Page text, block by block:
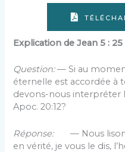
Explication de Jean 5 : 25
Question:— Si au
éternelle est accordée à
devons-nous interpréter
Apoc. 20:12?
Réponse:— Nous
en vérité, je vous le dis,